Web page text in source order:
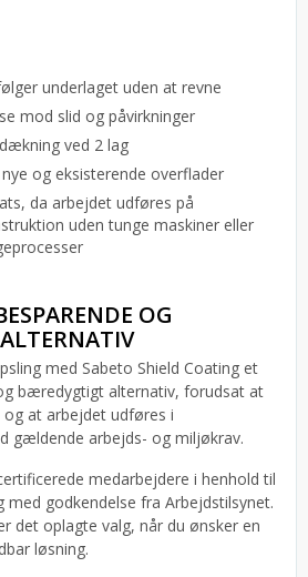
underlaget uden at revne
mod slid og påvirkninger
ved 2 lag
og eksisterende overflader
da arbejdet udføres på
uden tunge maskiner eller
OG
med Sabeto Shield Coating et
bæredygtigt alternativ, forudsat at
at arbejdet udføres i
gældende arbejds- og miljøkrav.
medarbejdere i henhold til
godkendelse fra Arbejdstilsynet.
det oplagte valg, når du ønsker en
løsning.